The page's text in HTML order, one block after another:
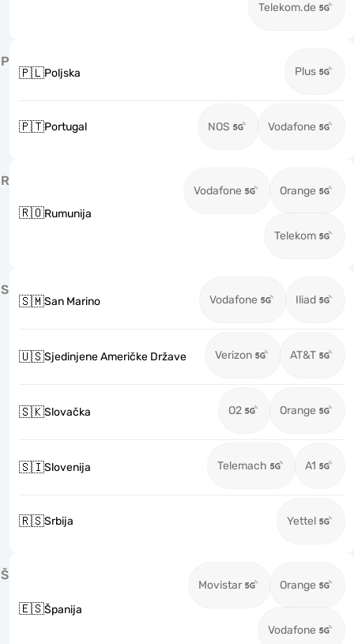
Telekom.de
P
🇵🇱Poljska Plus
🇵🇹Portugal NOS Vodafone
R
🇷🇴Rumunija
Vodafone Orange
Telekom
S
🇸🇲San Marino Vodafone Iliad
🇺🇸Sjedinjene Američke Države Verizon AT&T
🇸🇰Slovačka O2 Orange
🇸🇮Slovenija Telemach A1
🇷🇸Srbija Yettel
Š
🇪🇸Španija
Movistar Orange
Vodafone